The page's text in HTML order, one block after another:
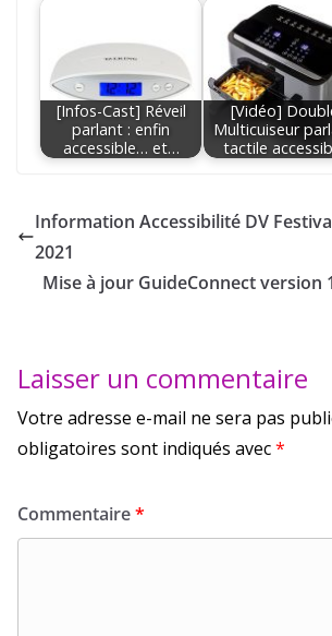
[Infos-Cast] Réveil
parlant : enfin
accessible… et…
[Vidéo]
Multicuiseur
tactile
Information Accessibilité DV
2021
Mise à jour GuideConnect version
Laisser un commentaire
Votre adresse e-mail ne sera pas
obligatoires sont indiqués avec*
Commentaire*